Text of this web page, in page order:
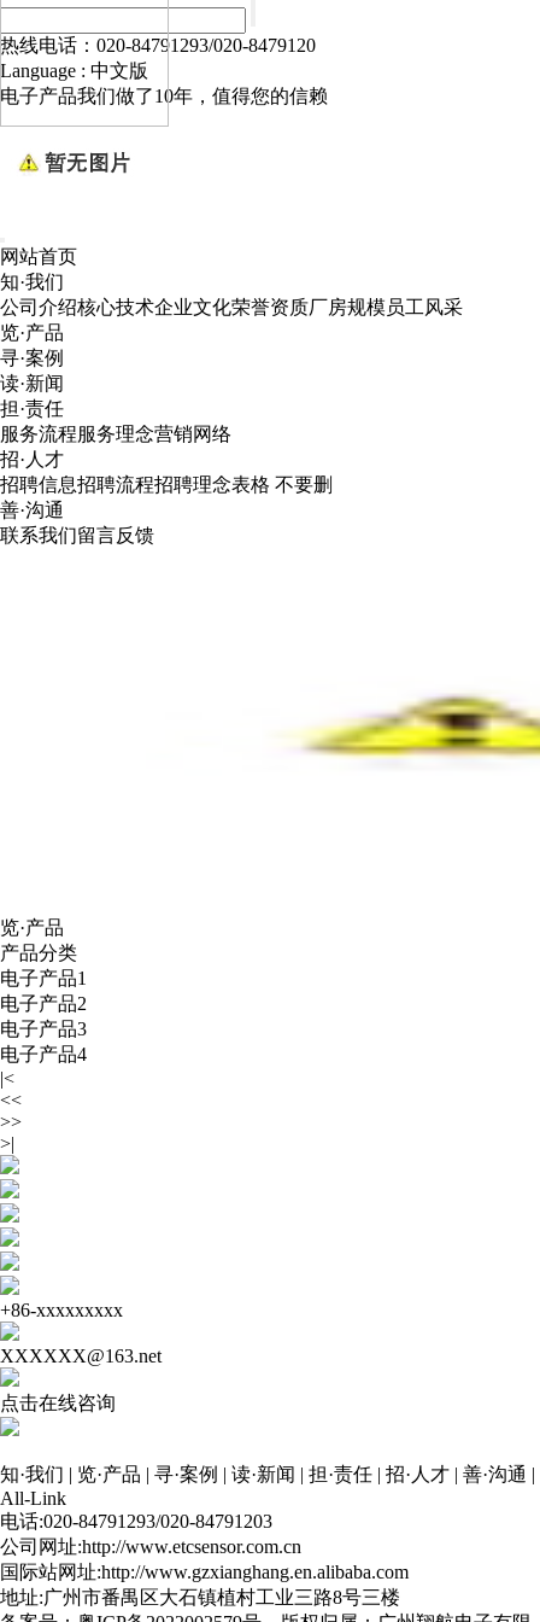
热线电话：020-84791293/020-8479120
Language : 中文版
电子产品我们做了10年，值得您的信赖
网站首页
知·我们
公司介绍核心技术企业文化荣誉资质厂房规模 员工风采
览·产品
寻·案例
读·新闻
担·责任
服务流程服务理念营销网络
招·人才
招聘信息招聘流程招聘理念表格 不要删
善·沟通
联系我们留言反馈
览·产品
产品分类
电子产品1
电子产品2
电子产品3
电子产品4
|<
<<
>>
>|
+86-xxxxxxxxx
XXXXXX@163.net
点击在线咨询
知·我们 | 览·产品 | 寻·案例 | 读·新闻 | 担·责任 | 招·人才 | 善·沟通 |
All-Link
电话:020-84791293/020-84791203
公司网址:http://www.etcsensor.com.cn
国际站网址:http://www.gzxianghang.en.alibaba.com
地址:广州市番禺区大石镇植村工业三路8号三楼